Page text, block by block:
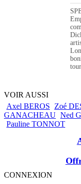
VOIR AUSSI
Axel BEROS
Zoé
GANACHEAU Ned
Pauline TONNOT
CONNEXION